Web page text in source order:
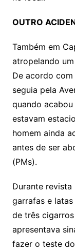
OUTRO
Também em
atropelando
De acordo
seguia pela
quando
estavam
homem ainda
antes de ser
(PMs).
Durante revista
garrafas e
de três
apresentava
fazer o teste